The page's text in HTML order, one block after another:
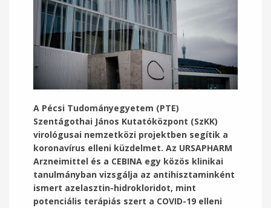
A Pécsi Tudományegyetem (PTE)
Szentágothai János Kutatóközpont (SzKK)
virológusai nemzetközi projektben segítik a
koronavírus elleni küzdelmet. Az URSAPHARM
Arzneimittel és a CEBINA egy közös klinikai
tanulmányban vizsgálja az antihisztaminként
ismert azelasztin-hidrokloridot, mint
potenciális terápiás szert a COVID-19 elleni